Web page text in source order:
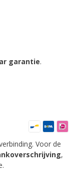
garantie.
Voor de
,